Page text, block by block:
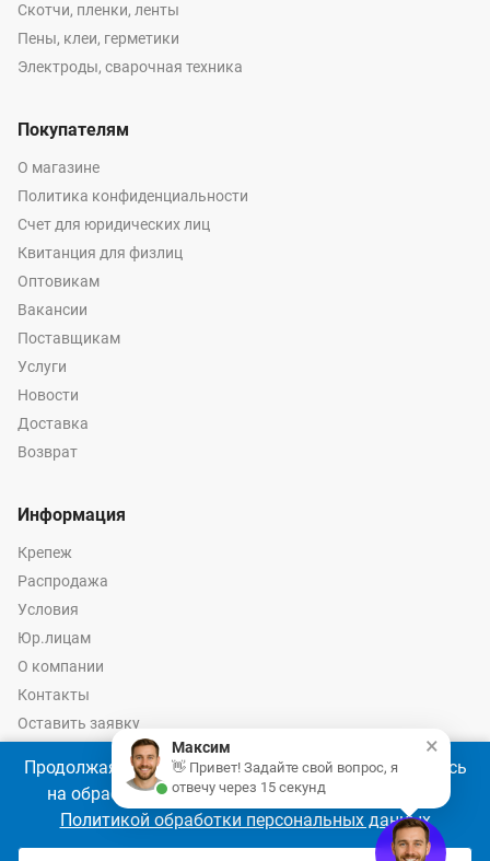
Скотчи, пленки, ленты
Пены, клеи, герметики
Электроды, сварочная техника
Покупателям
О магазине
Политика конфиденциальности
Счет для юридических лиц
Квитанция для физлиц
Оптовикам
Вакансии
Поставщикам
Услуги
Новости
Доставка
Возврат
Информация
Крепеж
Распродажа
Условия
Юр.лицам
О компании
Контакты
Оставить заявку
Калькулятор крепежа
© 2026 год Оптово-розничные продажи крепежа и инструмента -
Ремкреп.ру
Продолжая использовать наш сайт, Вы соглашаетесь
на обработку файлов cookie 🍪 в соответствии с
Политикой обработки персональных данных
×
Максим
👋 Привет! Задайте свой вопрос, я
отвечу через 15 секунд